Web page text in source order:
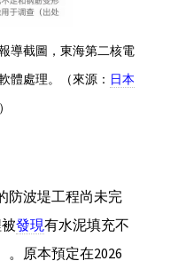
導截圖，東海第二核電
體處理。（來源： 日本
）
防波堤工程尚未完
發現有水泥填充不
。原本預定在2026